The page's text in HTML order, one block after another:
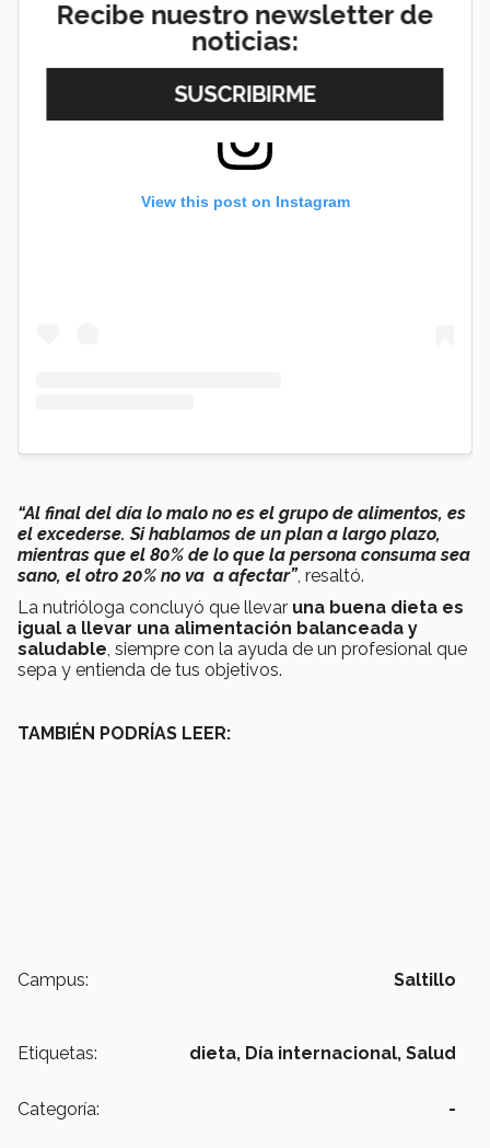
View this post on Instagram
“Al final del día lo malo no es el grupo de alimentos, es
el excederse. Si hablamos de un plan a largo plazo,
mientras que el 80% de lo que la persona consuma sea
sano, el otro 20% no va a afectar”, resaltó.
La nutrióloga concluyó que llevar una buena dieta es
igual a llevar una alimentación balanceada y
saludable , siempre con la ayuda de un profesional que
sepa y entienda de tus objetivos.
TAMBIÉN PODRÍAS LEER:
Campus: Saltillo
Etiquetas: dieta, Día internacional, Salud
Categoría: -
Recibe nuestro newsletter de
noticias: